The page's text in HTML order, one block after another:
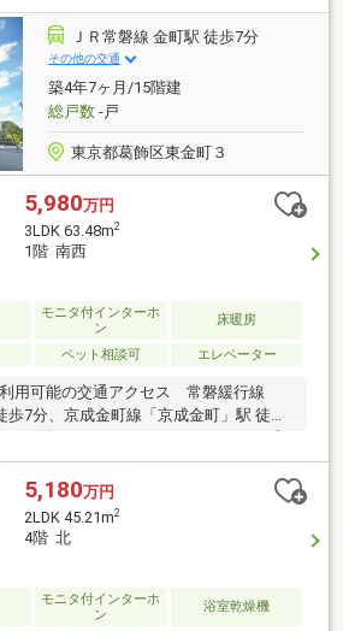
ＪＲ常磐線 金町駅 徒歩7分
その他の交通
築4年7ヶ月/15階建
総戸数-戸
東京都葛飾区東金町３
5,980万円
3LDK 63.48m2
1階 南西
モニタ付インターホ
ン
床暖房
ペット相談可 エレベーター
用可能の交通アクセス 常磐緩行線
歩7分、京成金町線「京成金町」駅 徒歩
ター付きオートロックシステム ■ 宅
り■ダイニングは足元からポカポカの快
式床暖房付きです■システムキッチンに
燥機、ディスポーザー付きです■雨の日
躍できる浴室換気乾燥機付きです■ペッ
使用細則有り）・セブン－イレブン 東
歩４分(約300m)・まいばすけっと 東金
で徒歩４分(約300m)・社会医療法人 社
病院まで徒歩２分(約130m)
5,180万円
2LDK 45.21m2
4階 北
モニタ付インターホ
ン
浴室乾燥機